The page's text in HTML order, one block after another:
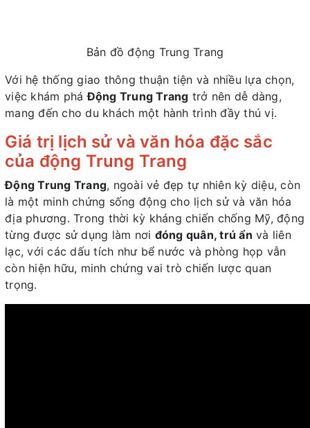
Bản đồ động Trung Trang
Với hệ thống giao thông thuận tiện và nhiều lựa chọn,
việc khám pháĐộng Trung Trang trở nên dễ dàng,
mang đến cho du khách một hành trình đầy thú vị.
Giá trị lịch sử và văn hóa đặc sắc
của động Trung Trang
Động Trung Trang, ngoài vẻ đẹp tự nhiên kỳ diệu, còn
là một minh chứng sống động cho lịch sử và văn hóa
địa phương. Trong thời kỳ kháng chiến chống Mỹ, động
từng được sử dụng làm nơi đóng quân, trú ẩn và liên
lạc, với các dấu tích như bể nước và phòng họp vẫn
còn hiện hữu, minh chứng vai trò chiến lược quan
trọng.